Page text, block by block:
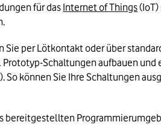
für das Internet of Things
Sie per Lötkontakt oder über
Schaltungen aufbauen
können Sie Ihre Schaltungen